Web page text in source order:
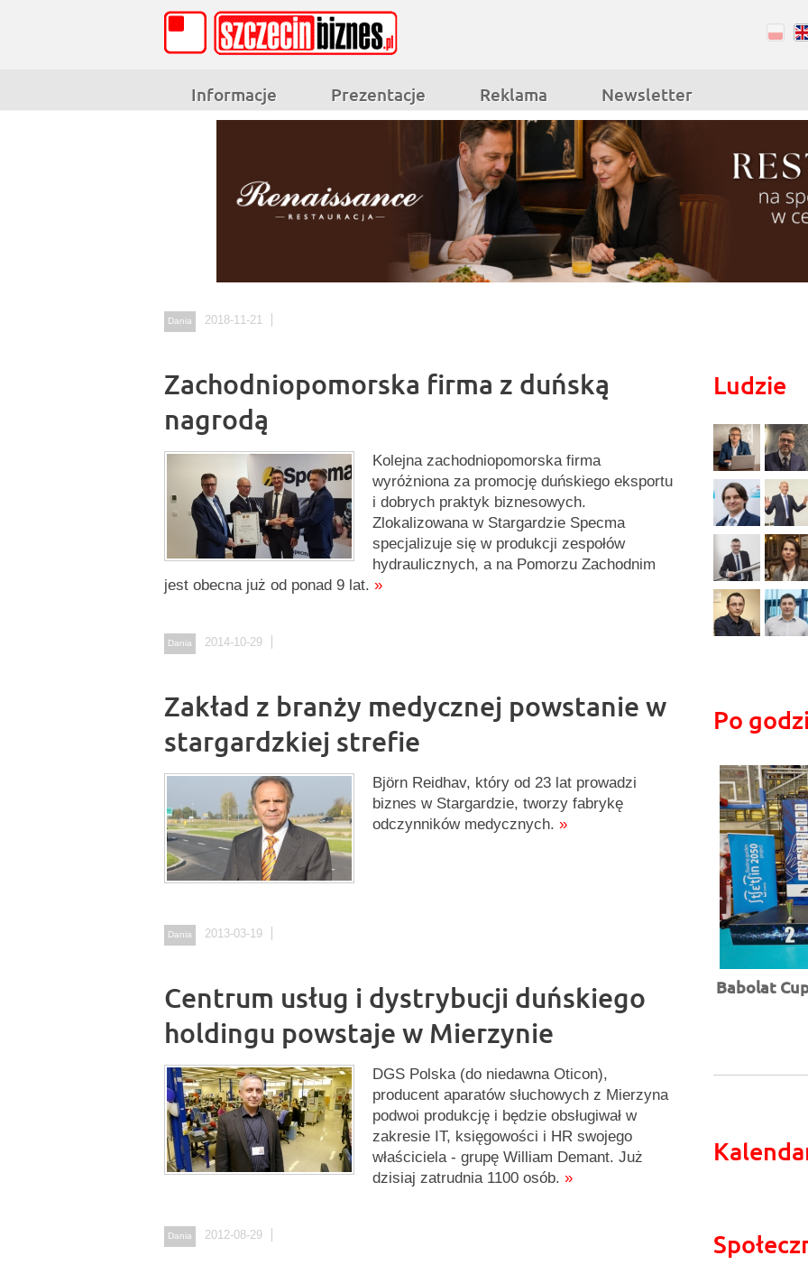
Informacje Prezentacje Reklama Newsletter
Dania 2018-11-21
Zachodniopomorska firma z duńską
nagrodą
Kolejna zachodniopomorska firma
wyróżniona za promocję duńskiego eksportu
i dobrych praktyk biznesowych.
Zlokalizowana w Stargardzie Specma
specjalizuje się w produkcji zespołów
hydraulicznych, a na Pomorzu Zachodnim
jest obecna już od ponad 9 lat. »
Dania 2014-10-29
Zakład z branży medycznej powstanie w
stargardzkiej strefie
Björn Reidhav, który od 23 lat prowadzi
biznes w Stargardzie, tworzy fabrykę
odczynników medycznych. »
Dania 2013-03-19
Centrum usług i dystrybucji duńskiego
holdingu powstaje w Mierzynie
DGS Polska (do niedawna Oticon),
producent aparatów słuchowych z Mierzyna
podwoi produkcję i będzie obsługiwał w
zakresie IT, księgowości i HR swojego
właściciela - grupę William Demant. Już
dzisiaj zatrudnia 1100 osób. »
Dania 2012-08-29
Ludzie
Po
Babolat